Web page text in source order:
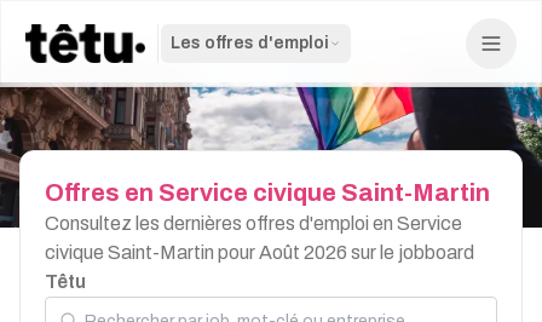
Les offres d'emploi
Offres en Service civique Saint-Martin
Consultez les dernières offres d'emploi en Service
civique Saint-Martin pour Août 2026 sur le jobboard
Têtu
Rechercher par job, mot-clé ou entreprise